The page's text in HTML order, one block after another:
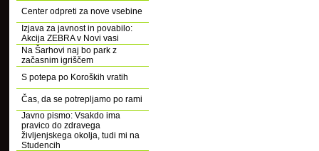
Center odpreti za nove vsebine
Izjava za javnost in povabilo:
Akcija ZEBRA v Novi vasi
Na Šarhovi naj bo park z
začasnim igriščem
S potepa po Koroških vratih
Čas, da se potrepljamo po rami
Javno pismo: Vsakdo ima
pravico do zdravega
življenjskega okolja, tudi mi na
Studencih